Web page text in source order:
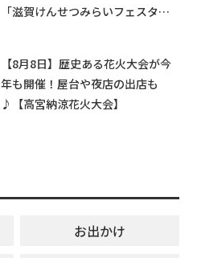
「滋賀けんせつみらいフェスタ
【8月8日】歴史ある花火大会が今
年も開催！屋台や夜店の出店も
♪【高宮納涼花火大会】
お出かけ